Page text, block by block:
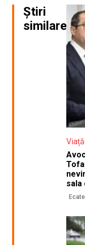
Știri
similare
Viață
sala